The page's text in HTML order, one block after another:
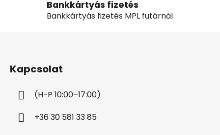
Bankkártyás fizetés
Bankkártyás fizetés MPL futárnál
Kapcsolat
(H-P 10:00–17:00)
+36 30 581 33 85